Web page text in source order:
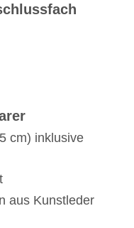
cm) inklusive
aus Kunstleder